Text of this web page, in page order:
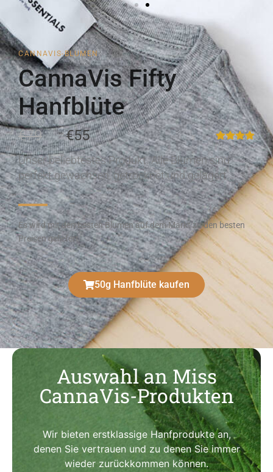
CANNAVIS-BLUMEN
CannaVis Fifty
Hanfblüte
€79 €55
Unser beliebtestes Produkt. Alle Blumen sind
perfekt gewachsen, getrocknet und gelagert.
Es wird mit den besten Blumen auf dem Markt zu den besten
Preisen geliefert
50g Hanfblüte kaufen
Auswahl an Miss
CannaVis-Produkten
Wir bieten erstklassige Hanfprodukte an,
denen Sie vertrauen und zu denen Sie immer
wieder zurückkommen können.